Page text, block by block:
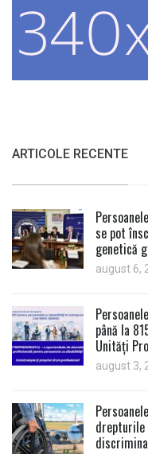
ARTICOLE RECENTE
se pot
genetică
august 6,
până la
Unități
august 3,
drepturile